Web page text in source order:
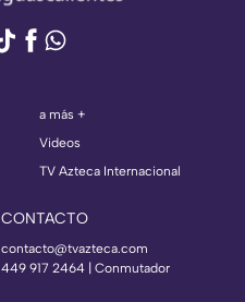
a más +
Videos
TV Azteca Internacional
CONTACTO
contacto@tvazteca.com
449 917 2464 | Conmutador